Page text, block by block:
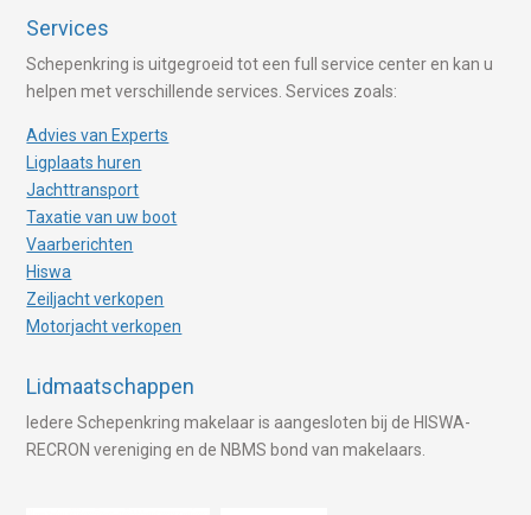
Services
Schepenkring is uitgegroeid tot een full service center en kan u
helpen met verschillende services. Services zoals:
Advies van Experts
Ligplaats huren
Jachttransport
Taxatie van uw boot
Vaarberichten
Hiswa
Zeiljacht verkopen
Motorjacht verkopen
Lidmaatschappen
Iedere Schepenkring makelaar is aangesloten bij de HISWA-
RECRON vereniging en de NBMS bond van makelaars.